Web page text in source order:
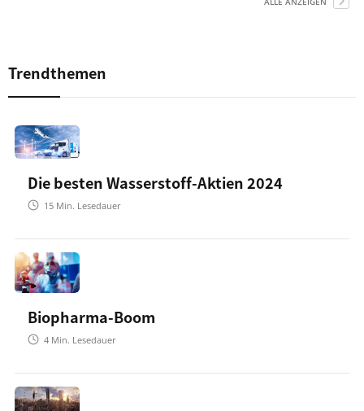
Trendthemen
Die besten Wasserstoff-Aktien 2024
15 Min. Lesedauer
Biopharma-Boom
4 Min. Lesedauer